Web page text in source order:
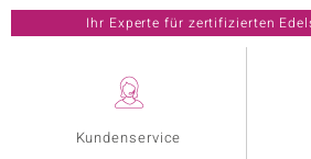
Kundenservice
Ihr Experte für zertifizierten